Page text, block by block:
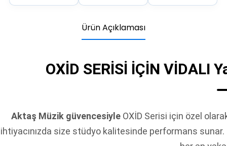
Ürün Açıklaması
OXİD SERİSİ İÇİN VİDALI
Aktaş Müzik güvencesiyleOXİD Serisi için özel
ihtiyacınızda size stüdyo kalitesinde performans sunar.